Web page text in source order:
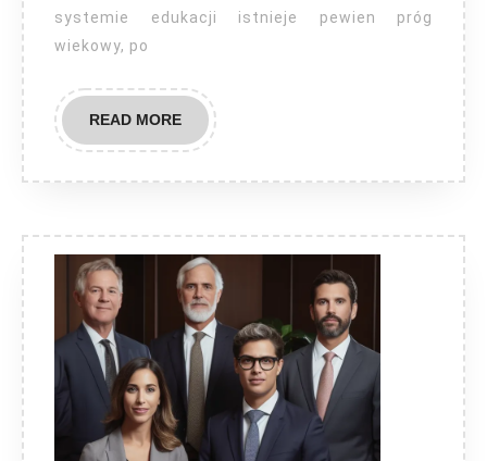
systemie edukacji istnieje pewien próg
wiekowy, po
READ MOREREAD
MORE